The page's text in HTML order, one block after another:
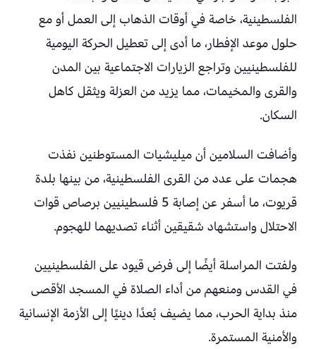
الفلسطينية، خاصة في أوقات الذهاب إلى العمل أو مع
حلول موعد الإفطار، ما أدى إلى تعطيل الحركة اليومية
للفلسطينيين وتراجع الزيارات الاجتماعية بين المدن
والقرى والمخيمات، مما يزيد من العزلة ويثقل كاهل
السكان.
وأضافت السلامين أن ميليشيات المستوطنين نفذت
هجمات على عدد من القرى الفلسطينية، من بينها بلدة
قريوت، ما أسفر عن إصابة 5 فلسطينيين برصاص قوات
الاحتلال واستشهاد شقيقين أثناء تصديهما للهجوم.
ولفتت المراسلة أيضًا إلى فرض قيود على الفلسطينيين
في القدس ومنعهم من أداء الصلاة في المسجد الأقصى
منذ بداية الحرب، مما يضيف بُعدًا دينيًا إلى الأزمة الإنسانية
والأمنية المستمرة.